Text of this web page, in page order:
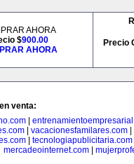
AHORA
$900.00
AHORA
Precio
venta:
|
| vacacionesfamilares.com|
tecnologiapublicitaria.com
mercadeointernet.com|